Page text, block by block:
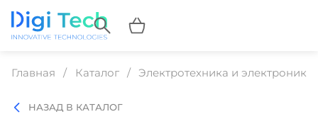
Главная Каталог Электротехника и электроника
НАЗАД В КАТАЛОГ